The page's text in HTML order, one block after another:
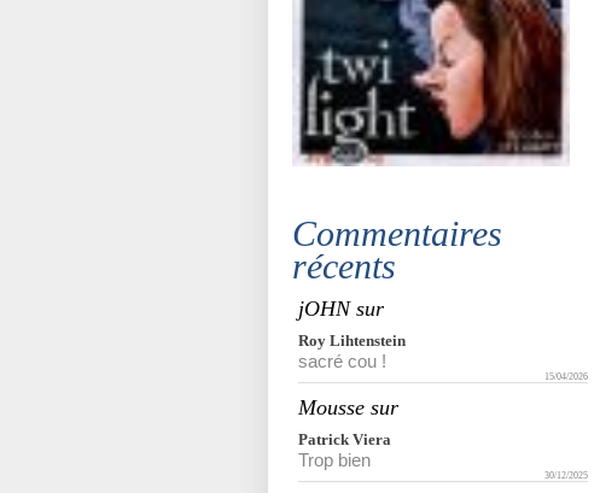
Commentaires
récents
jOHN sur
Roy Lihtenstein
sacré cou !
15/04/2026
Mousse sur
Patrick Viera
Trop bien
30/12/2025